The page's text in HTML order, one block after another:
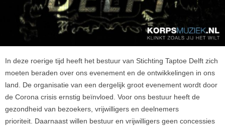
In deze roerige tijd heeft het bestuur van Stichting Taptoe Delft zich
moeten beraden over ons evenement en de ontwikkelingen in ons
land. De organisatie van een dergelijk groot evenement wordt door
de Corona crisis ernstig beïnvloed. Voor ons bestuur heeft de
gezondheid van bezoekers, vrijwilligers en deelnemers
prioriteit. Daarnaast willen bestuur en vrijwilligers geen concessies